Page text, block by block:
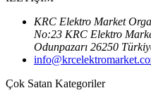
KRC Elektro Market
No:23 KRC Elektro
Odunpazarı 26250
Çok Satan Kategoriler